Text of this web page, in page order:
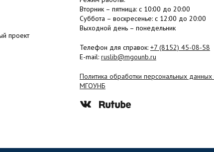
проект
Вторник – пятница: с 10:00 до 20:00
Суббота – воскресенье: c 12:00 до 20:00
Выходной день – понедельник
Телефон для справок: +7 (8152) 45-08-58
E-mail: ruslib@mgounb.ru
Политика обработки персональных данных
МГОУНБ